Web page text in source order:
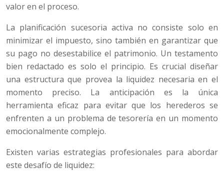
valor en el proceso.
La planificación sucesoria activa no consiste solo en
minimizar el impuesto, sino también en garantizar que
su pago no desestabilice el patrimonio. Un testamento
bien redactado es solo el principio. Es crucial diseñar
una estructura que provea la liquidez necesaria en el
momento preciso. La anticipación es la única
herramienta eficaz para evitar que los herederos se
enfrenten a un problema de tesorería en un momento
emocionalmente complejo.
Existen varias estrategias profesionales para abordar
este desafío de liquidez: